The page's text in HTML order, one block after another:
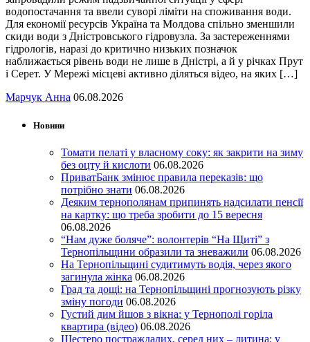
водопостачання та ввели суворі ліміти на споживання води.
Для економії ресурсів Україна та Молдова спільно зменшили
скиди води з Дністровського гідровузла. За застереженнями
гідрологів, наразі до критично низьких позначок
наближається рівень води не лише в Дністрі, а й у річках Прут
і Серет. У Мережі місцеві активно діляться відео, на яких […]
Марчук Анна 06.08.2026
Новини
Томати пелаті у власному соку: як закрити на зиму
без оцту й кислоти 06.08.2026
ПриватБанк змінює правила переказів: що
потрібно знати 06.08.2026
Деяким тернополянам припинять надсилати пенсії
на картку: що треба зробити до 15 вересня
06.08.2026
“Нам дуже боляче”: волонтерів “На Щиті” з
Тернопільщини образили та зневажили 06.08.2026
На Тернопільщині судитимуть водія, через якого
загинула жінка 06.08.2026
Град та дощі: на Тернопільщині прогнозують різку
зміну погоди 06.08.2026
Густий дим йшов з вікна: у Тернополі горіла
квартира (відео) 06.08.2026
Шестеро постраждалих, серед них – дитина: у